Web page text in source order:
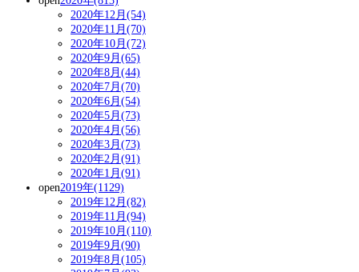
2020年12月(54)
2020年11月(70)
2020年10月(72)
2020年9月(65)
2020年8月(44)
2020年7月(70)
2020年6月(54)
2020年5月(73)
2020年4月(56)
2020年3月(73)
2020年2月(91)
2020年1月(91)
open2019年(1129)
2019年12月(82)
2019年11月(94)
2019年10月(110)
2019年9月(90)
2019年8月(105)